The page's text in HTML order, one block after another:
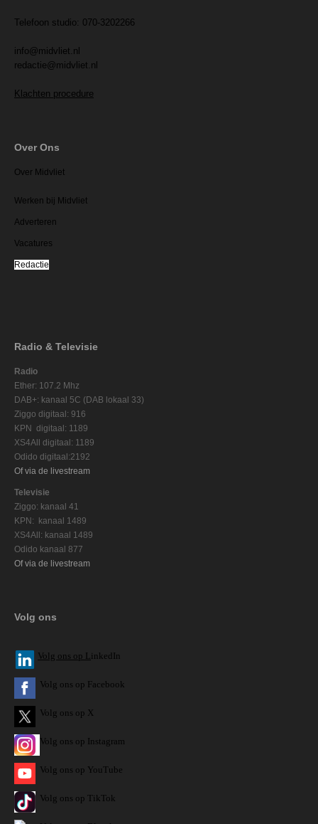
Telefoon studio: 070-3202266
info@midvliet.nl
redactie@midvliet.nl
Klachten procedure
Over Ons
Over Midvliet
Werken bij Midvliet
Adverteren
Vacatures
Redactie
Radio & Televisie
Radio
Ether: 107.2 Mhz
DAB+: kanaal 5C (DAB lokaal 33)
Ziggo digitaal: 916
KPN digitaal: 1189
XS4All digitaal: 1189
Odido digitaal:2192
Of via de livestream
Televisie
Ziggo: kanaal 41
KPN: kanaal 1489
XS4All: kanaal 1489
Odido kanaal 877
Of via de livestream
Volg ons
Volg ons op L inkedIn
Volg ons op Facebook
Volg ons op X
Volg ons op Instagram
Volg ons op YouTube
Volg ons op TikTok